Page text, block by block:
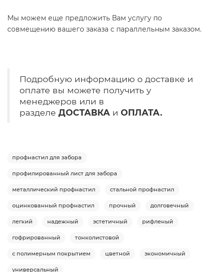
Мы можем еще предложить Вам услугу по
совмещению вашего заказа с параллельным заказом.
Подробную информацию о доставке и
оплате вы можете получить у
менеджеров или в
разделе ДОСТАВКА и ОПЛАТА.
профнастил для забора
профилированный лист для забора
металлический профнастил стальной профнастил
оцинкованный профнастил прочный долговечный
легкий надежный эстетичный рифленый
гофрированный тонколистовой
с полимерным покрытием цветной экономичный
универсальный